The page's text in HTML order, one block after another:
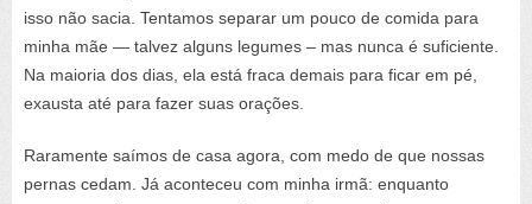
isso não sacia. Tentamos separar um pouco de comida para
minha mãe — talvez alguns legumes – mas nunca é suficiente.
Na maioria dos dias, ela está fraca demais para ficar em pé,
exausta até para fazer suas orações.
Raramente saímos de casa agora, com medo de que nossas
pernas cedam. Já aconteceu com minha irmã: enquanto